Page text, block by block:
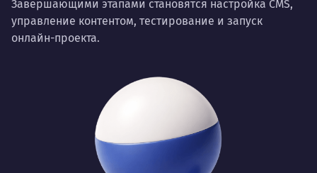
Завершающими этапами становятся настройка CMS,
управление контентом, тестирование и запуск
онлайн-проекта.